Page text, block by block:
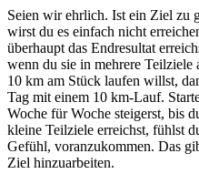
Seien wir ehrlich. Ist ein Ziel zu
wirst du es einfach nicht
überhaupt das Endresultat
wenn du sie in mehrere Teilziele
10 km am Stück laufen willst,
Tag mit einem 10 km-Lauf.
Woche für Woche steigerst, bis
kleine Teilziele erreichst, fühlst
Gefühl, voranzukommen. Das
Ziel hinzuarbeiten.